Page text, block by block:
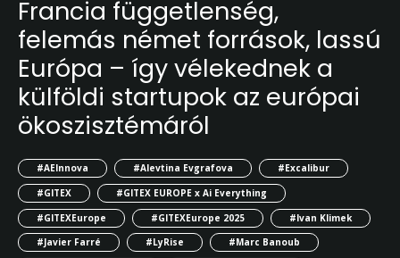
Francia függetlenség,
felemás német források, lassú
Európa – így vélekednek a
külföldi startupok az európai
ökoszisztémáról
#AEInnova #Alevtina Evgrafova
#Excalibur
#GITEX
#GITEX EUROPE x Ai Everything
#GITEXEurope
#GITEXEurope 2025
#Ivan Klimek
#Javier Farré
#LyRise
#Marc Banoub